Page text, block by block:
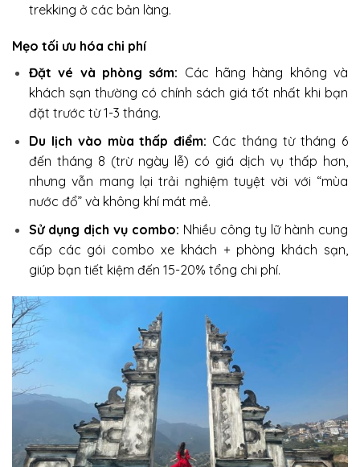
trekking ở các bản làng.
Mẹo tối ưu hóa chi phí
Đặt vé và phòng sớm: Các hãng hàng không và
khách sạn thường có chính sách giá tốt nhất khi bạn
đặt trước từ 1-3 tháng.
Du lịch vào mùa thấp điểm: Các tháng từ tháng 6
đến tháng 8 (trừ ngày lễ) có giá dịch vụ thấp hơn,
nhưng vẫn mang lại trải nghiệm tuyệt vời với “mùa
nước đổ” và không khí mát mẻ.
Sử dụng dịch vụ combo: Nhiều công ty lữ hành cung
cấp các gói combo xe khách + phòng khách sạn,
giúp bạn tiết kiệm đến 15-20% tổng chi phí.